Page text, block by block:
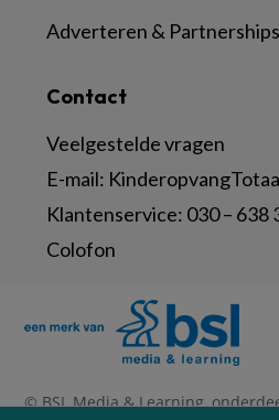
Contact
Veelgestelde vragen
E-mail:
Klantenservice: 030 – 638
Colofon
Adverteren & Partnerships
© BSL Media & Learning,